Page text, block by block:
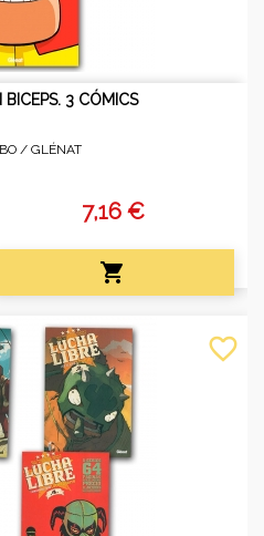
BICEPS. 3 CÓMICS
/ GLÉNAT
7,16 €

favorite_border